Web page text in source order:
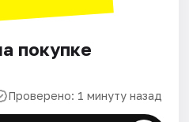
покупке
Проверено: 1 минуту назад